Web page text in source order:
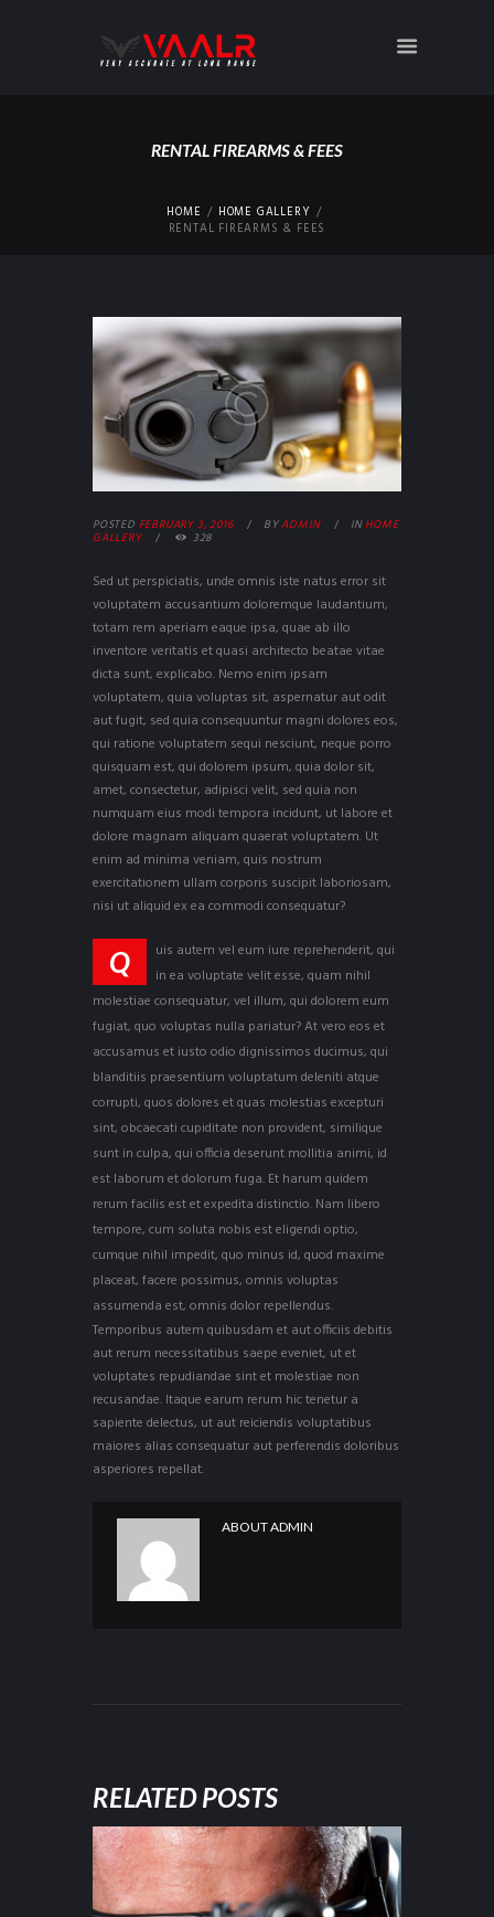
RENTAL FIREARMS & FEES
HOME
HOME GALLERY
RENTAL FIREARMS & FEES
POSTED FEBRUARY 3, 2016 BYADMIN INHOME
GALLERY 328
Sed ut perspiciatis, unde omnis iste natus error sit
voluptatem accusantium doloremque laudantium,
totam rem aperiam eaque ipsa, quae ab illo
inventore veritatis et quasi architecto beatae vitae
dicta sunt, explicabo. Nemo enim ipsam
voluptatem, quia voluptas sit, aspernatur aut odit
aut fugit, sed quia consequuntur magni dolores eos,
qui ratione voluptatem sequi nesciunt, neque porro
quisquam est, qui dolorem ipsum, quia dolor sit,
amet, consectetur, adipisci velit, sed quia non
numquam eius modi tempora incidunt, ut labore et
dolore magnam aliquam quaerat voluptatem. Ut
enim ad minima veniam, quis nostrum
exercitationem ullam corporis suscipit laboriosam,
nisi ut aliquid ex ea commodi consequatur?
Q
uis autem vel eum iure reprehenderit, qui
in ea voluptate velit esse, quam nihil
molestiae consequatur, vel illum, qui dolorem eum
fugiat, quo voluptas nulla pariatur? At vero eos et
accusamus et iusto odio dignissimos ducimus, qui
blanditiis praesentium voluptatum deleniti atque
corrupti, quos dolores et quas molestias excepturi
sint, obcaecati cupiditate non provident, similique
sunt in culpa, qui officia deserunt mollitia animi, id
est laborum et dolorum fuga. Et harum quidem
rerum facilis est et expedita distinctio. Nam libero
tempore, cum soluta nobis est eligendi optio,
cumque nihil impedit, quo minus id, quod maxime
placeat, facere possimus, omnis voluptas
assumenda est, omnis dolor repellendus.
Temporibus autem quibusdam et aut officiis debitis
aut rerum necessitatibus saepe eveniet, ut et
voluptates repudiandae sint et molestiae non
recusandae. Itaque earum rerum hic tenetur a
sapiente delectus, ut aut reiciendis voluptatibus
maiores alias consequatur aut perferendis doloribus
asperiores repellat.
ABOUTADMIN
RELATED POSTS